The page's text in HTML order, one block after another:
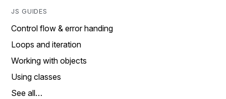
JS GUIDES
Control flow & error handing
Loops and iteration
Working with objects
Using classes
See all…